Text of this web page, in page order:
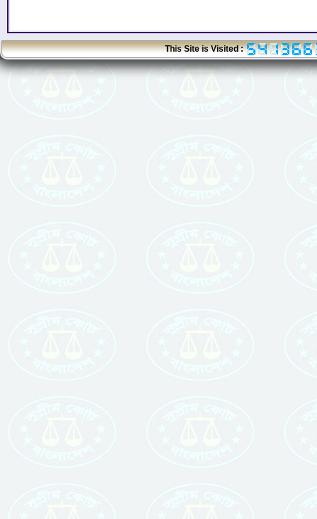
This Site is Visited :